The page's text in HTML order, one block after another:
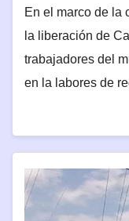
En el marco de la
la liberación de
trabajadores del
en la labores de